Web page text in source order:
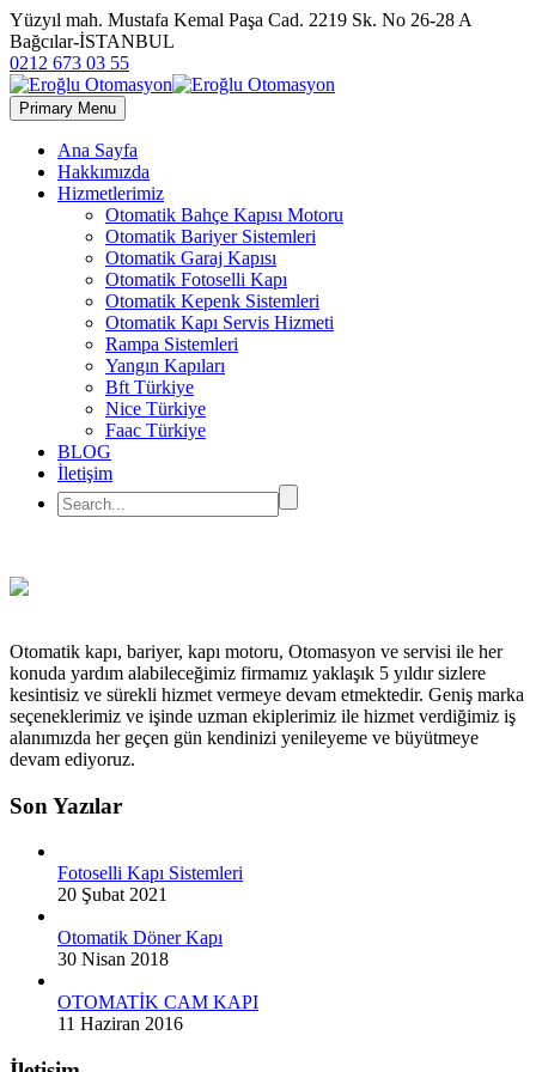
Yüzyıl mah. Mustafa Kemal Paşa Cad. 2219 Sk. No 26-28 A
Bağcılar-İSTANBUL
0212 673 03 55
Primary Menu
Ana Sayfa
Hakkımızda
Hizmetlerimiz
Otomatik Bahçe Kapısı Motoru
Otomatik Bariyer Sistemleri
Otomatik Garaj Kapısı
Otomatik Fotoselli Kapı
Otomatik Kepenk Sistemleri
Otomatik Kapı Servis Hizmeti
Rampa Sistemleri
Yangın Kapıları
Bft Türkiye
Nice Türkiye
Faac Türkiye
BLOG
İletişim
Otomatik kapı, bariyer, kapı motoru, Otomasyon ve servisi ile her
konuda yardım alabileceğimiz firmamız yaklaşık 5 yıldır sizlere
kesintisiz ve sürekli hizmet vermeye devam etmektedir. Geniş marka
seçeneklerimiz ve işinde uzman ekiplerimiz ile hizmet verdiğimiz iş
alanımızda her geçen gün kendinizi yenileyeme ve büyütmeye
devam ediyoruz.
Son Yazılar
Fotoselli Kapı Sistemleri
20 Şubat 2021
Otomatik Döner Kapı
30 Nisan 2018
OTOMATİK CAM KAPI
11 Haziran 2016